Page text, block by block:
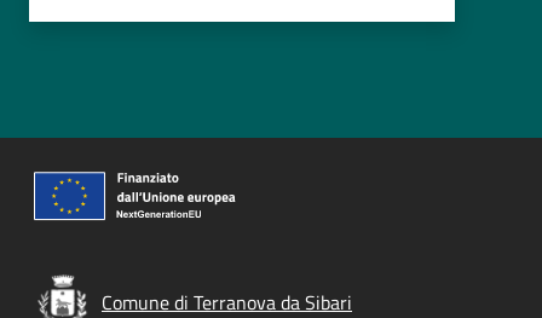
Comune di Terranova da Sibari